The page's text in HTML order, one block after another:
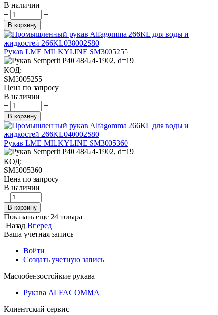
В наличии
+
−
В корзину
Рукав LME MILKYLINE SM3005255
КОД:
SM3005255
Цена по запросу
В наличии
+
−
В корзину
Рукав LME MILKYLINE SM3005360
КОД:
SM3005360
Цена по запросу
В наличии
+
−
В корзину
Показать еще 24 товара
Назад Вперед
Ваша учетная запись
Войти
Создать учетную запись
Маслобензостойкие рукава
Рукава ALFAGOMMA
Клиентский сервис